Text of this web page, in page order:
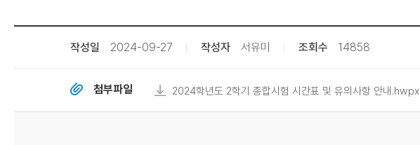
작성일 2024-09-27 작성자 서유미 조회수 14858
첨부파일 2024학년도 2학기 종합시험 시간표 및 유의사항 안내.hwpx